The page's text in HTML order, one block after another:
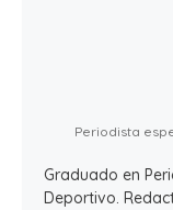
Periodista
Graduado en
Deportivo.